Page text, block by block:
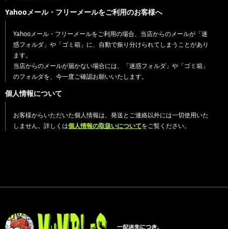
Yahooメール・フリーメールをご利用のお客様へ
Yahooメール・フリーメールをご利用の場合、当店からのメールが「迷
惑フォルダ」や「ゴミ箱」に、自動で振り分けられてしまうことがあり
ます。
当店からのメールが届かない場合には、「迷惑フォルダ」や「ゴミ箱」
のフォルダを、今一度ご確認お願いいたします。
個人情報について
お客様からいただいた個人情報は、発送とご連絡以外には一切使用いた
しません。詳しくは個人情報の取扱いについてをご覧ください。